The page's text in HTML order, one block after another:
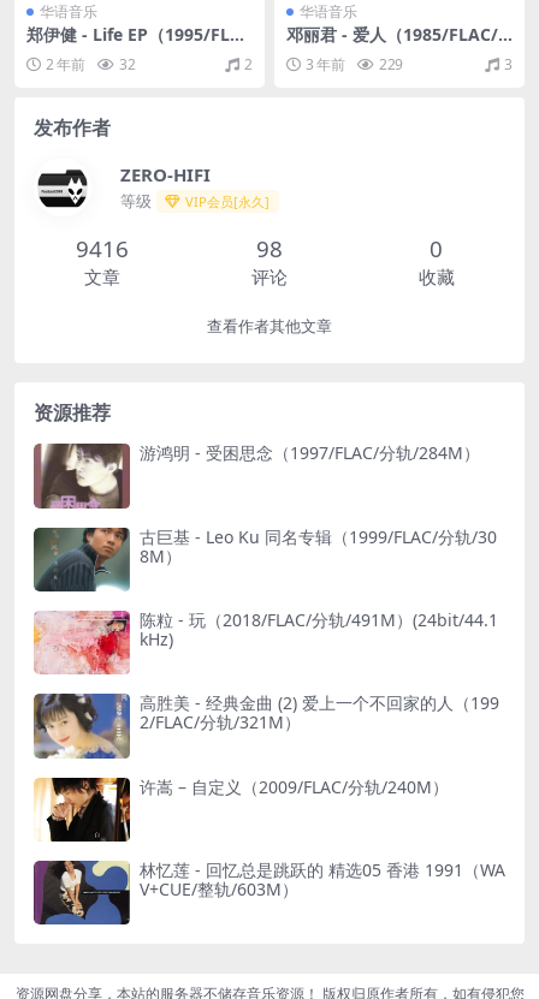
华语音乐
郑伊健 - Life EP（1995/FLA
C/EP分轨/137M）
2 年前 32 2
华语音乐
邓丽君 - 爱人（1985/FLAC/
分轨/238M）
3 年前 229 3
发布作者
ZERO-HIFI
等级 VIP会员[永久]
9416
文章
98
评论
0
收藏
查看作者其他文章
资源推荐
游鸿明 - 受困思念（1997/FLAC/分轨/284M）
古巨基 - Leo Ku 同名专辑（1999/FLAC/分轨/30
8M）
陈粒 - 玩（2018/FLAC/分轨/491M）(24bit/44.1
kHz)
高胜美 - 经典金曲 (2) 爱上一个不回家的人（199
2/FLAC/分轨/321M）
许嵩 – 自定义（2009/FLAC/分轨/240M）
林忆莲 - 回忆总是跳跃的 精选05 香港 1991（WA
V+CUE/整轨/603M）
资源网盘分享，本站的服务器不储存音乐资源！ 版权归原作者所有，如有侵犯您